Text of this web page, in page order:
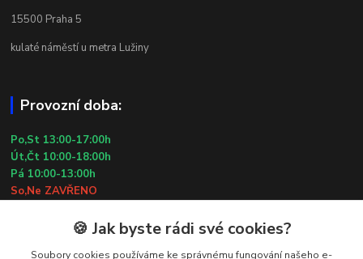
15500 Praha 5
kulaté náměstí u metra Lužiny
Provozní doba:
Po,St 13:00-17:00h
Út,Čt 10:00-18:00h
Pá 10:00-13:00h
So,Ne ZAVŘENO
Kontakty
🍪 Jak byste rádi své cookies?
Soubory cookies používáme ke správnému fungování našeho e-